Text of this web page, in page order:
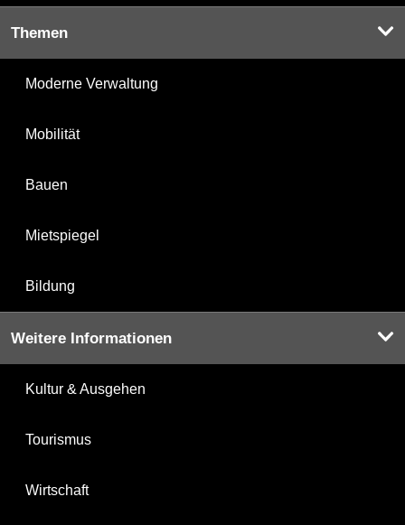
Themen
Moderne Verwaltung
Mobilität
Bauen
Mietspiegel
Bildung
Weitere Informationen
Kultur & Ausgehen
Tourismus
Wirtschaft